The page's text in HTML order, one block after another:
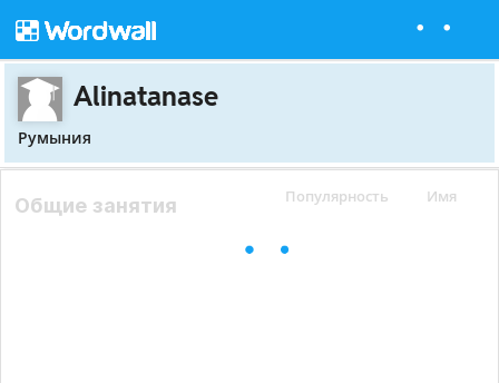
Alinatanase
Румыния
Популярность Имя
Общие занятия